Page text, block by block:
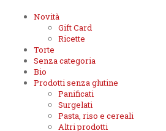
Novità
Gift Card
Ricette
Torte
Senza categoria
Bio
Prodotti senza glutine
Panificati
Surgelati
Pasta, riso e cereali
Altri prodotti